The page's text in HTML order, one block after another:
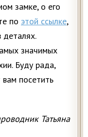
замке, о его
по этой ссылке,
значимых
Буду рада,
посетить
Татьяна